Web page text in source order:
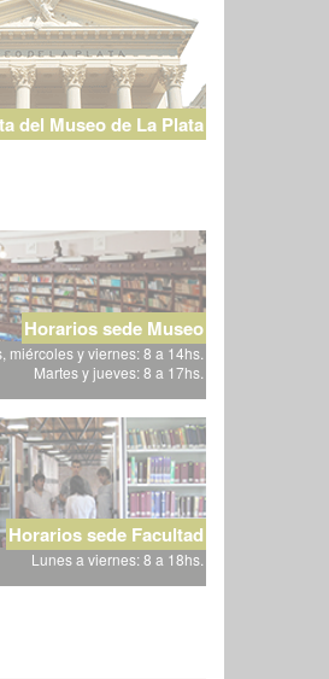
del Museo de La Plata
Horarios sede Museo
miércoles y viernes: 8 a 14hs.
Martes y jueves: 8 a 17hs.
Horarios sede Facultad
Lunes a viernes: 8 a 18hs.